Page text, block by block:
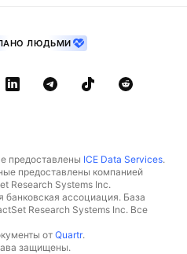
ЛЮДЬМИ
предоставлены ICE Data Services.
предоставлены компанией
Research Systems Inc.
ассоциация. База
Research Systems Inc. Все
от Quartr.
защищены.